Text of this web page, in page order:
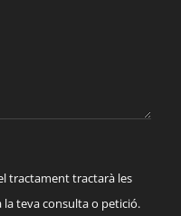
tractament tractarà les
teva consulta o petició.